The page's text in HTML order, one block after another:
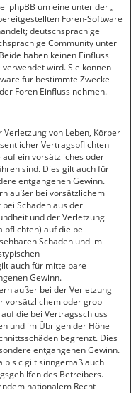
phpBB um eine unter der „
Foren-Software
deutschsprachige
Community unter
haben keinen Einfluss
wird. Sie können
für bestimmte Zwecke
Foren Einfluss nehmen.
von Leben, Körper
Vertragspflichten
ein vorsätzliches oder
sind. Dies gilt auch für
entgangenen Gewinn.
außer bei vorsätzlichem
Schäden aus der
und der Verletzung
auf die bei
Schäden und im
auch für mittelbare
Gewinn.
außer bei der Verletzung
vorsätzlichem oder grob
die bei Vertragsschluss
und im Übrigen der Höhe
begrenzt. Dies
entgangenen Gewinn.
bis c gilt sinngemäß auch
des Betreibers.
nationalem Recht